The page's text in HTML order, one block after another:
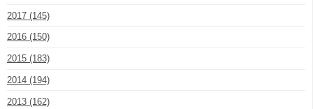
2017 (145)
2016 (150)
2015 (183)
2014 (194)
2013 (162)